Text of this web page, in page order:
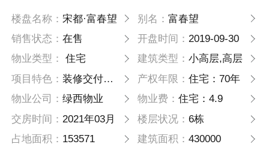
楼盘名称： 宋都·富春望 别名： 富春望
销售状态：在售 开盘时间： 2019-09-30
物业类型：
住宅 建筑类型： 小高层,高层
项目特色：装修交付小型社区 产权年限： 住宅：70年
物业公司：绿西物业 物业费： 住宅：4.9
交房时间： 2021年03月 楼层状况： 6栋
占地面积： 153571 建筑面积： 430000